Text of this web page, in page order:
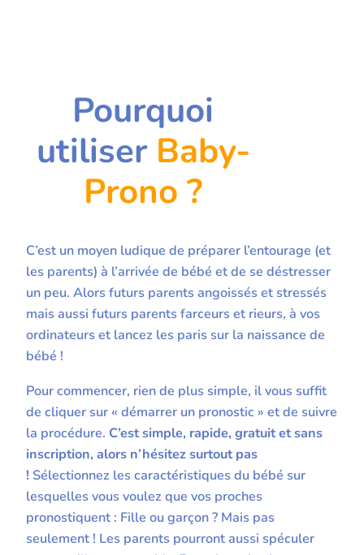
Pourquoi
utiliser Baby-
Prono ?
C’est un moyen ludique de préparer l’entourage (et
les parents) à l’arrivée de bébé et de se déstresser
un peu. Alors futurs parents angoissés et stressés
mais aussi futurs parents farceurs et rieurs, à vos
ordinateurs et lancez les paris sur la naissance de
bébé !
Pour commencer, rien de plus simple, il vous suffit
de cliquer sur « démarrer un pronostic » et de suivre
la procédure. C’est simple, rapide, gratuit et sans
inscription, alors n’hésitez surtout pas
! Sélectionnez les caractéristiques du bébé sur
lesquelles vous voulez que vos proches
pronostiquent : Fille ou garçon ? Mais pas
seulement ! Les parents pourront aussi spéculer